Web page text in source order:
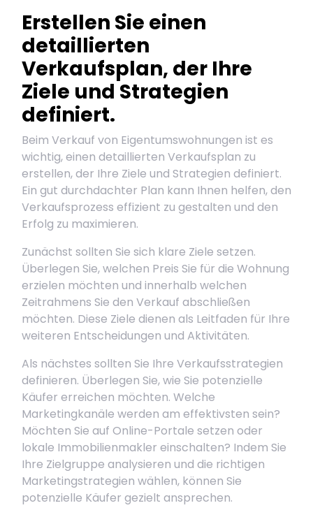
Erstellen Sie einen
detaillierten
Verkaufsplan, der Ihre
Ziele und Strategien
definiert.
Beim Verkauf von Eigentumswohnungen ist es
wichtig, einen detaillierten Verkaufsplan zu
erstellen, der Ihre Ziele und Strategien definiert.
Ein gut durchdachter Plan kann Ihnen helfen, den
Verkaufsprozess effizient zu gestalten und den
Erfolg zu maximieren.
Zunächst sollten Sie sich klare Ziele setzen.
Überlegen Sie, welchen Preis Sie für die Wohnung
erzielen möchten und innerhalb welchen
Zeitrahmens Sie den Verkauf abschließen
möchten. Diese Ziele dienen als Leitfaden für Ihre
weiteren Entscheidungen und Aktivitäten.
Als nächstes sollten Sie Ihre Verkaufsstrategien
definieren. Überlegen Sie, wie Sie potenzielle
Käufer erreichen möchten. Welche
Marketingkanäle werden am effektivsten sein?
Möchten Sie auf Online-Portale setzen oder
lokale Immobilienmakler einschalten? Indem Sie
Ihre Zielgruppe analysieren und die richtigen
Marketingstrategien wählen, können Sie
potenzielle Käufer gezielt ansprechen.